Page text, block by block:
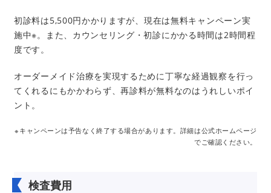
初診料は5,500円かかりますが、現在は無料キャンペーン実
施中※。また、カウンセリング・初診にかかる時間は2時間程
度です。
オーダーメイド治療を実現するために丁寧な経過観察を行っ
てくれるにもかかわらず、再診料が無料なのはうれしいポイ
ント。
※キャンペーンは予告なく終了する場合があります。詳細は公式ホームページ
でご確認ください。
検査費用